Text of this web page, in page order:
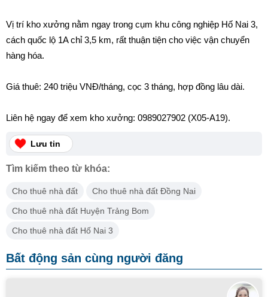
Vị trí kho xưởng nằm ngay trong cụm khu công nghiệp Hố Nai 3,
cách quốc lộ 1A chỉ 3,5 km, rất thuận tiện cho việc vận chuyển
hàng hóa.
Giá thuê: 240 triệu VNĐ/tháng, cọc 3 tháng, hợp đồng lâu dài.
Liên hệ ngay để xem kho xưởng: 0989027902 (X05-A19).
Lưu tin
Tìm kiếm theo từ khóa:
Cho thuê nhà đất Cho thuê nhà đất Đồng Nai
Cho thuê nhà đất Huyện Trảng Bom
Cho thuê nhà đất Hố Nai 3
Bất động sản cùng người đăng